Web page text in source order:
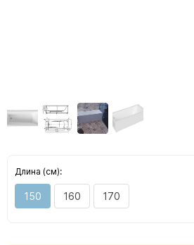
Длина (см):
150 160 170